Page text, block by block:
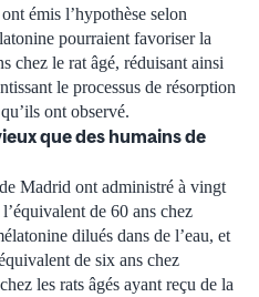
émis l’hypothèse selon
pourraient favoriser la
chez le rat âgé, réduisant ainsi
le processus de résorption
ont observé.
que des humains de
Madrid ont administré à vingt
de 60 ans chez
dilués dans de l’eau, et
de six ans chez
les rats âgés ayant reçu de la